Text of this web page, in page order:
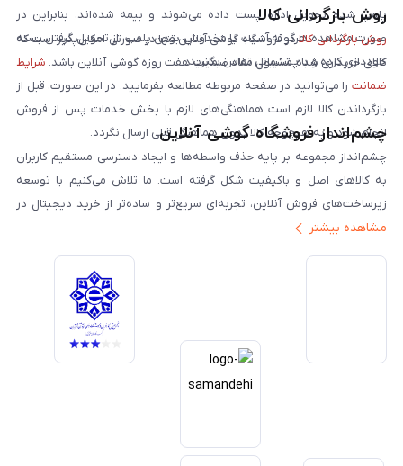
پلمپ شده تحویل اداره پست داده می‌شوند و بیمه شده‌اند، بنابراین در
صورت مشاهده هرگونه آسیب یا مخدوش بودن پلمپ، از تحویل گرفتن بسته
خودداری کرده و با پشتیبانی تماس بگیرید.
روش بازگردانی کالا
روش بازگردانی کالادر فروشگاه گوشی آنلاین تنها در صورتی امکان‌پذیر است که
کالای خریداری شده مشمول مفاد ضمانت هفت روزه گوشی آنلاین باشد. شرایط
ضمانت را می‌توانید در صفحه مربوطه مطالعه بفرمایید. در این صورت، قبل از
بازگرداندن کالا لازم است هماهنگی‌های لازم با بخش خدمات پس از فروش
انجام شود و به هیچ‌وجه کالا بدون هماهنگی قبلی ارسال نگردد.
چشم‌انداز فروشگاه گوشی آنلاین
چشم‌انداز مجموعه بر پایه حذف واسطه‌ها و ایجاد دسترسی مستقیم کاربران
به کالاهای اصل و باکیفیت شکل گرفته است. ما تلاش می‌کنیم با توسعه
زیرساخت‌های فروش آنلاین، تجربه‌ای سریع‌تر و ساده‌تر از خرید دیجیتال در
ایران ارائه دهیم. تبدیل‌شدن به مرجعی قابل اعتماد برای خرید کالای دیجیتال،
خدمات و به‌روزرسانی مداوم محصولات، مسیر ما را روشن‌تر می‌کند. ما باور
داریم آینده بازار دیجیتال متعلق به کسب‌وکارهایی است که صداقت و شفافیت
را در اولویت قرار می‌دهند. گوشی آنلاین با تکیه بر تجربه و تخصص، با قدرت به
سمت تحقق این چشم‌انداز حرکت می‌کند.
مشاهده بیشتر